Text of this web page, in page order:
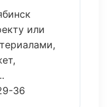
или
36